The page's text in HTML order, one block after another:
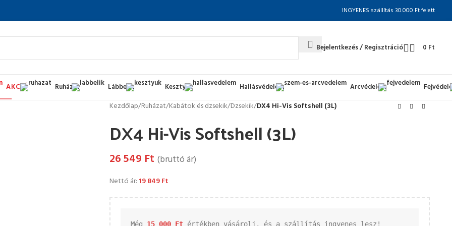
INGYENES szállítás 30.000 Ft felett
Bejelentkezés / Regisztráció 0 Ft
AKCIÓ Ruházat Lábbelik Kesztyűk Hallásvédelem Arcvédelem
Kezdőlap/Ruházat/Kabátok és dzsekik/Dzsekik/DX4 Hi-Vis Softshell (3L)
DX4 Hi-Vis Softshell (3L)
26 549 Ft (bruttó ár)
Nettó ár: 19 849Ft
Még 15 000 Ft értékben vásárolj, és a szállítás ingyenes lesz!